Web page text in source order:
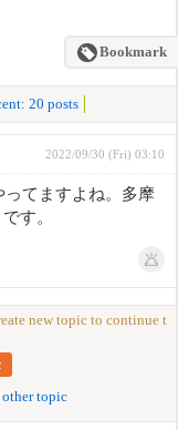
Bookmark
20 posts
2022/09/30 (Fri) 03:10
ってますよね。多摩
す。
new topic to continue t
other topic